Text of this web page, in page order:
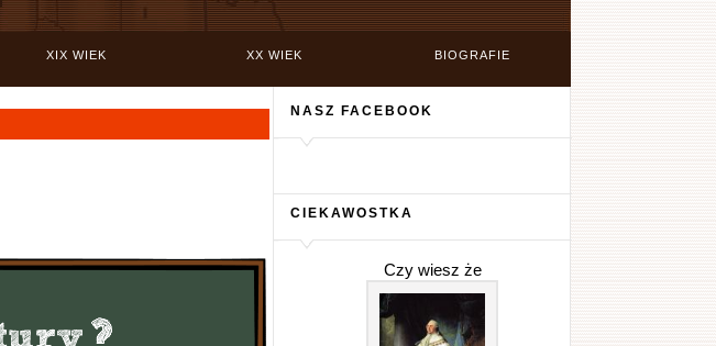
XIX WIEK XX WIEK BIOGRAFIE
NASZ FACEBOOK
CIEKAWOSTKA
Czy wiesz że